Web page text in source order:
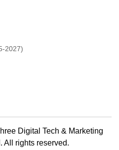
2027)
Digital Tech & Marketing
All rights reserved.